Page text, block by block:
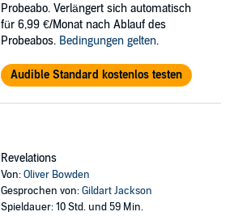
Probeabo. Verlängert sich automatisch
für 6,99 €/Monat nach Ablauf des
Probeabos. Bedingungen gelten.
Audible Standard kostenlos testen
Revelations
Von:Oliver Bowden
Gesprochen von:Gildart Jackson
Spieldauer: 10 Std. und 59 Min.